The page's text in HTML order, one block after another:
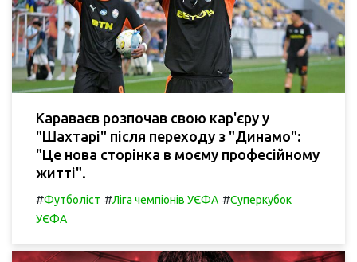
Караваєв розпочав свою кар'єру у
"Шахтарі" після переходу з "Динамо":
"Це нова сторінка в моєму професійному
житті".
#Футболіст #Ліга чемпіонів УЄФА #Суперкубок
УЄФА